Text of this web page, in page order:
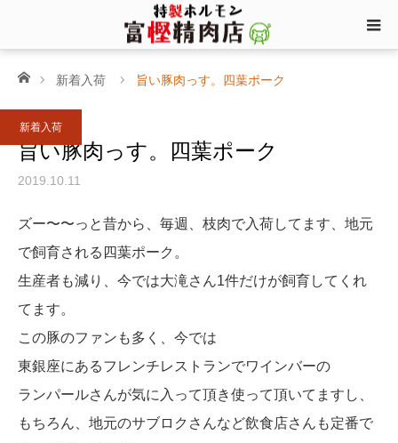
ホーム新着入荷 旨い豚肉っす。四葉ポーク
新着入荷
旨い豚肉っす。四葉ポーク
2019.10.11
ズー〜〜っと昔から、毎週、枝肉で入荷してます、地元
で飼育される四葉ポーク。
生産者も減り、今では大滝さん1件だけが飼育してくれ
てます。
この豚のファンも多く、今では
東銀座にあるフレンチレストランでワインバーの
ランパールさんが気に入って頂き使って頂いてますし、
もちろん、地元のサブロクさんなど飲食店さんも定番で